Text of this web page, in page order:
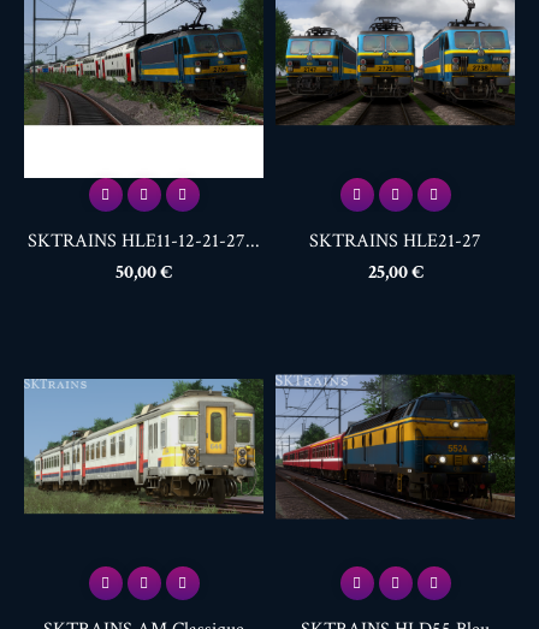
SKTRAINS HLE11-12-21-27...
Prix
50,00 €
SKTRAINS HLE21-27
Prix
25,00 €